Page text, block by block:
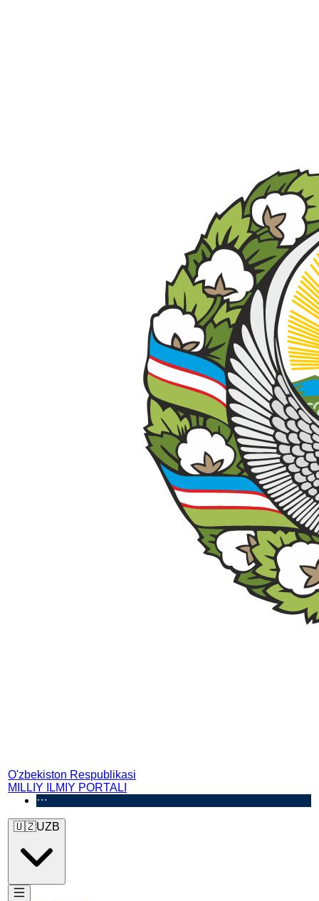
O'zbekiston Respublikasi
MILLIY ILMIY PORTALI
🇺🇿UZB